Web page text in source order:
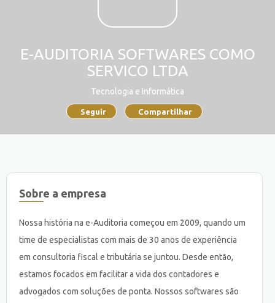
E-AUDITORIA SOFTWARES COMO
SERVICO LTDA
Tecnologia e Informática
Seguir Compartilhar
Sobre a empresa
Nossa história na e-Auditoria começou em 2009, quando um
time de especialistas com mais de 30 anos de experiência
em consultoria fiscal e tributária se juntou. Desde então,
estamos focados em facilitar a vida dos contadores e
advogados com soluções de ponta. Nossos softwares são